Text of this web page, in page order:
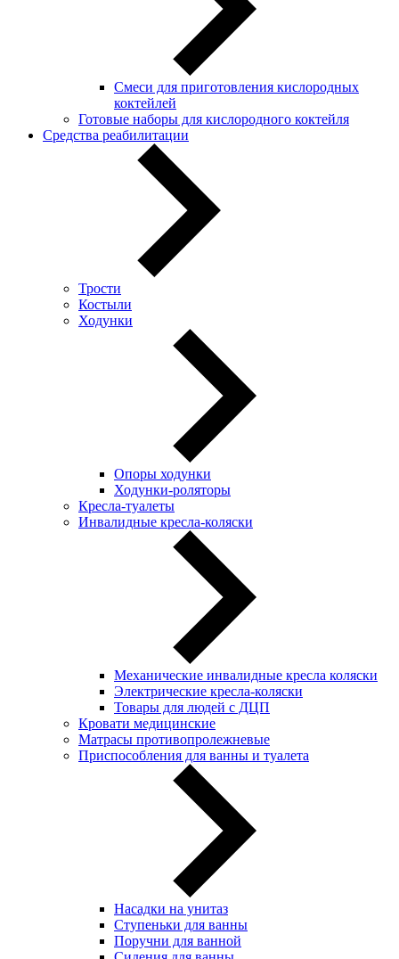
Смеси для приготовления кислородных
коктейлей
Готовые наборы для кислородного коктейля
Средства реабилитации
Трости
Костыли
Ходунки
Опоры ходунки
Ходунки-роляторы
Кресла-туалеты
Инвалидные кресла-коляски
Механические инвалидные кресла коляски
Электрические кресла-коляски
Товары для людей с ДЦП
Кровати медицинские
Матрасы противопролежневые
Приспособления для ванны и туалета
Насадки на унитаз
Ступеньки для ванны
Поручни для ванной